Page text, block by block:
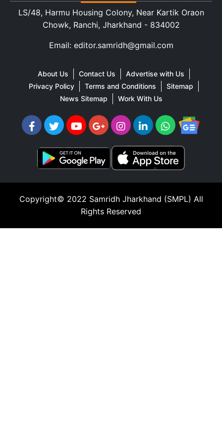
LS/48, Harmu Housing Colony, Near Kartik Oraon
Chowk, Ranchi, Jharkhand - 834002
Email: editor.samridh@gmail.com
About Us Contact Us
Advertise with Us
Privacy Policy
Terms and Conditions
Sitemap
News Sitemap
Work With Us
Copyright© 2022 Samridh Jharkhand (SMPL) All
Rights Reserved